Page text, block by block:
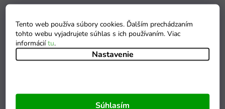
Tento web používa súbory cookies. Ďalším prechádzaním
tohto webu vyjadrujete súhlas s ich používaním. Viac
informáciítu.
Nastavenie
Súhlasím